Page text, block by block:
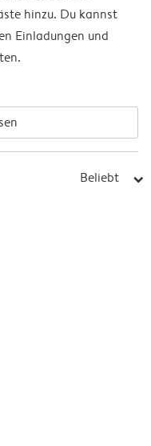
hinzu. Du kannst
Einladungen und
Beliebt arrow_right